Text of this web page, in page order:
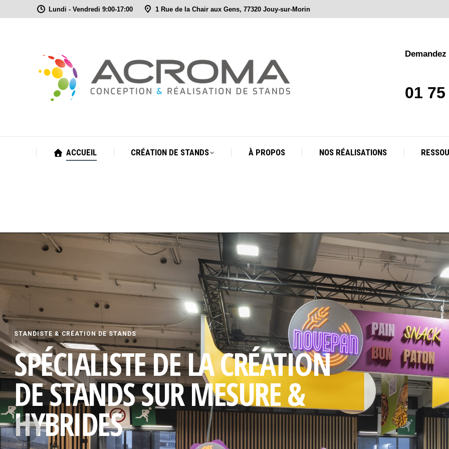
Lundi - Vendredi 9:00-17:00 1 Rue de la Chair aux Gens, 77320 Jouy-sur-Morin
01
ACCUEIL CRÉATION DE STANDS À PROPOS NOS RÉALISATIONS
STANDISTE & CRÉATION DE STANDS
SPÉCIALISTE DE LA CRÉATION
DE STANDS SUR MESURE &
HYBRIDES
‹
ACCUEIL CRÉATION DE STANDS À PROPOS NOS RÉALISATIONS